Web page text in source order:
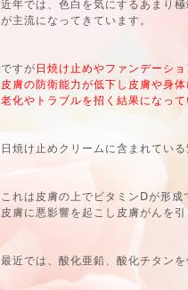
近年では、色白を気にするあまり
が主流になってきています。
ですが 日焼け止めやファンデーシ
皮膚の防衛能力が低下し皮膚や身
老化やトラブルを招く結果になって
日焼け止めクリームに含まれてい
これは皮膚の上でビタミンⅮが形成
皮膚に悪影響を起こし皮膚がんを
最近では、酸化亜鉛、酸化チタン